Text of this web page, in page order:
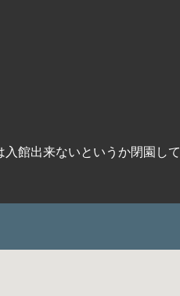
館出来ないというか閉園して